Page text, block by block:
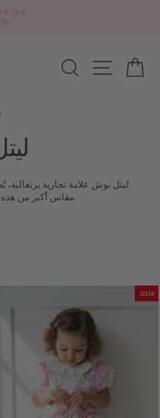
Search Site
ليتل نوش علامة تجارية
مقاس أكبر من هذه العلامة التجارية، فهي عادةً ما تكون أصغر حجمًا.
Sale